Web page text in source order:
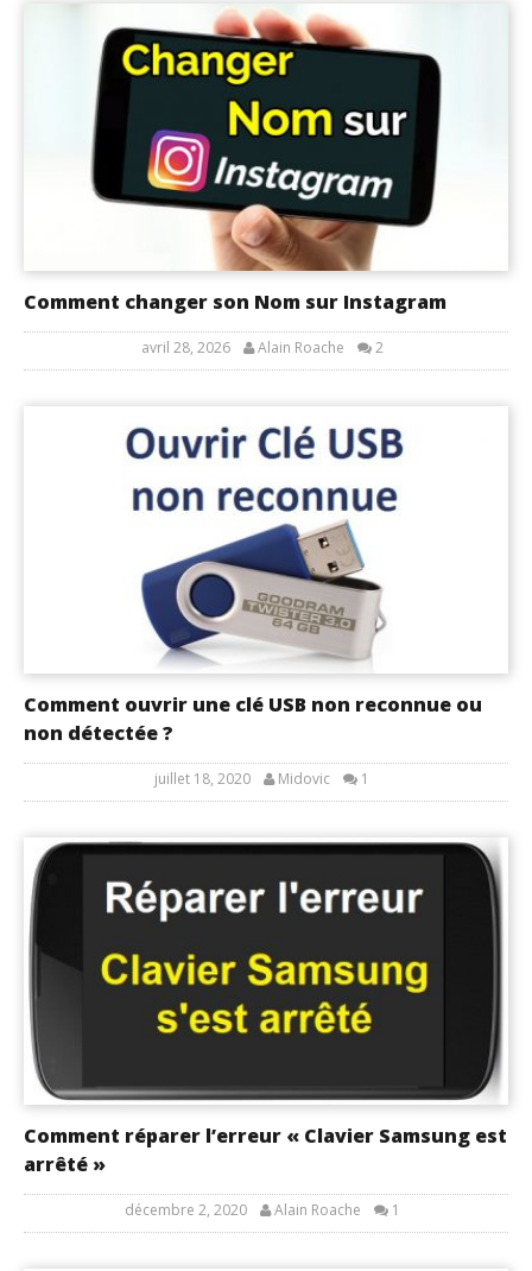
Comment changer son Nom sur Instagram
avril 28, 2026 Alain Roache 2
Comment ouvrir une clé USB non reconnue ou
non détectée ?
juillet 18, 2020 Midovic 1
Comment réparer l’erreur « Clavier Samsung est
arrêté »
décembre 2, 2020 Alain Roache 1